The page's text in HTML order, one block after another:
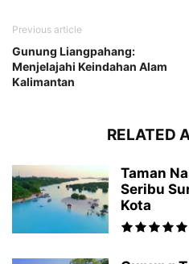
Previous article
Gunung Liangpahang:
Menjelajahi Keindahan Alam
Kalimantan
RELATED
Taman
Seribu
Kota